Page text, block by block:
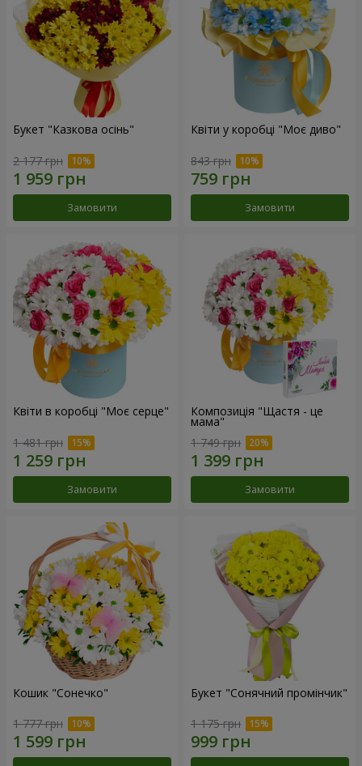
Букет "Казкова осінь"
2 177 грн
Замовити
Квіти у коробці "Моє диво"
843 грн
Замовити
Квіти в коробці "Моє серце"
1 481 грн
Замовити
Композиція "Щастя - це
мама"
1 749 грн
Замовити
Кошик "Сонечко"
1 777 грн
Букет "Сонячний промінчик"
1 175 грн